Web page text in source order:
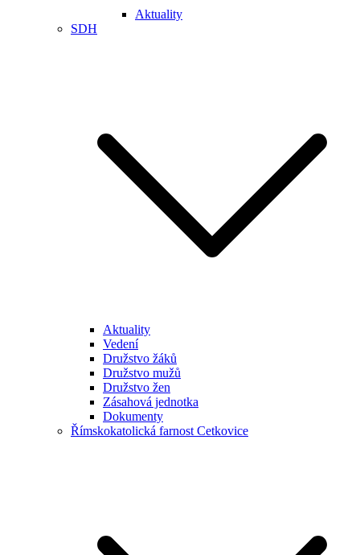
Aktuality
SDH
Aktuality
Vedení
Družstvo žáků
Družstvo mužů
Družstvo žen
Zásahová jednotka
Dokumenty
Římskokatolická farnost Cetkovice